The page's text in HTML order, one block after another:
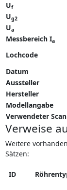
Uf
Ug2
Ua
Messbereich Ia
Lochcode
Datum
Aussteller
Hersteller
Modellangabe
Verwendeter
Verweise
Weitere
Sätzen:
ID